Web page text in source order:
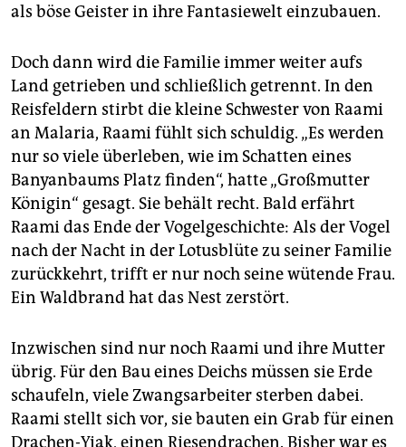
als böse Geister in ihre Fantasiewelt einzubauen.
Doch dann wird die Familie immer weiter aufs
Land getrieben und schließlich getrennt. In den
Reisfeldern stirbt die kleine Schwester von Raami
an Malaria, Raami fühlt sich schuldig. „Es werden
nur so viele überleben, wie im Schatten eines
Banyanbaums Platz finden“, hatte „Großmutter
Königin“ gesagt. Sie behält recht. Bald erfährt
Raami das Ende der Vogelgeschichte: Als der Vogel
nach der Nacht in der Lotusblüte zu seiner Familie
zurückkehrt, trifft er nur noch seine wütende Frau.
Ein Waldbrand hat das Nest zerstört.
Inzwischen sind nur noch Raami und ihre Mutter
übrig. Für den Bau eines Deichs müssen sie Erde
schaufeln, viele Zwangsarbeiter sterben dabei.
Raami stellt sich vor, sie bauten ein Grab für einen
Drachen-Yiak, einen Riesendrachen. Bisher war es